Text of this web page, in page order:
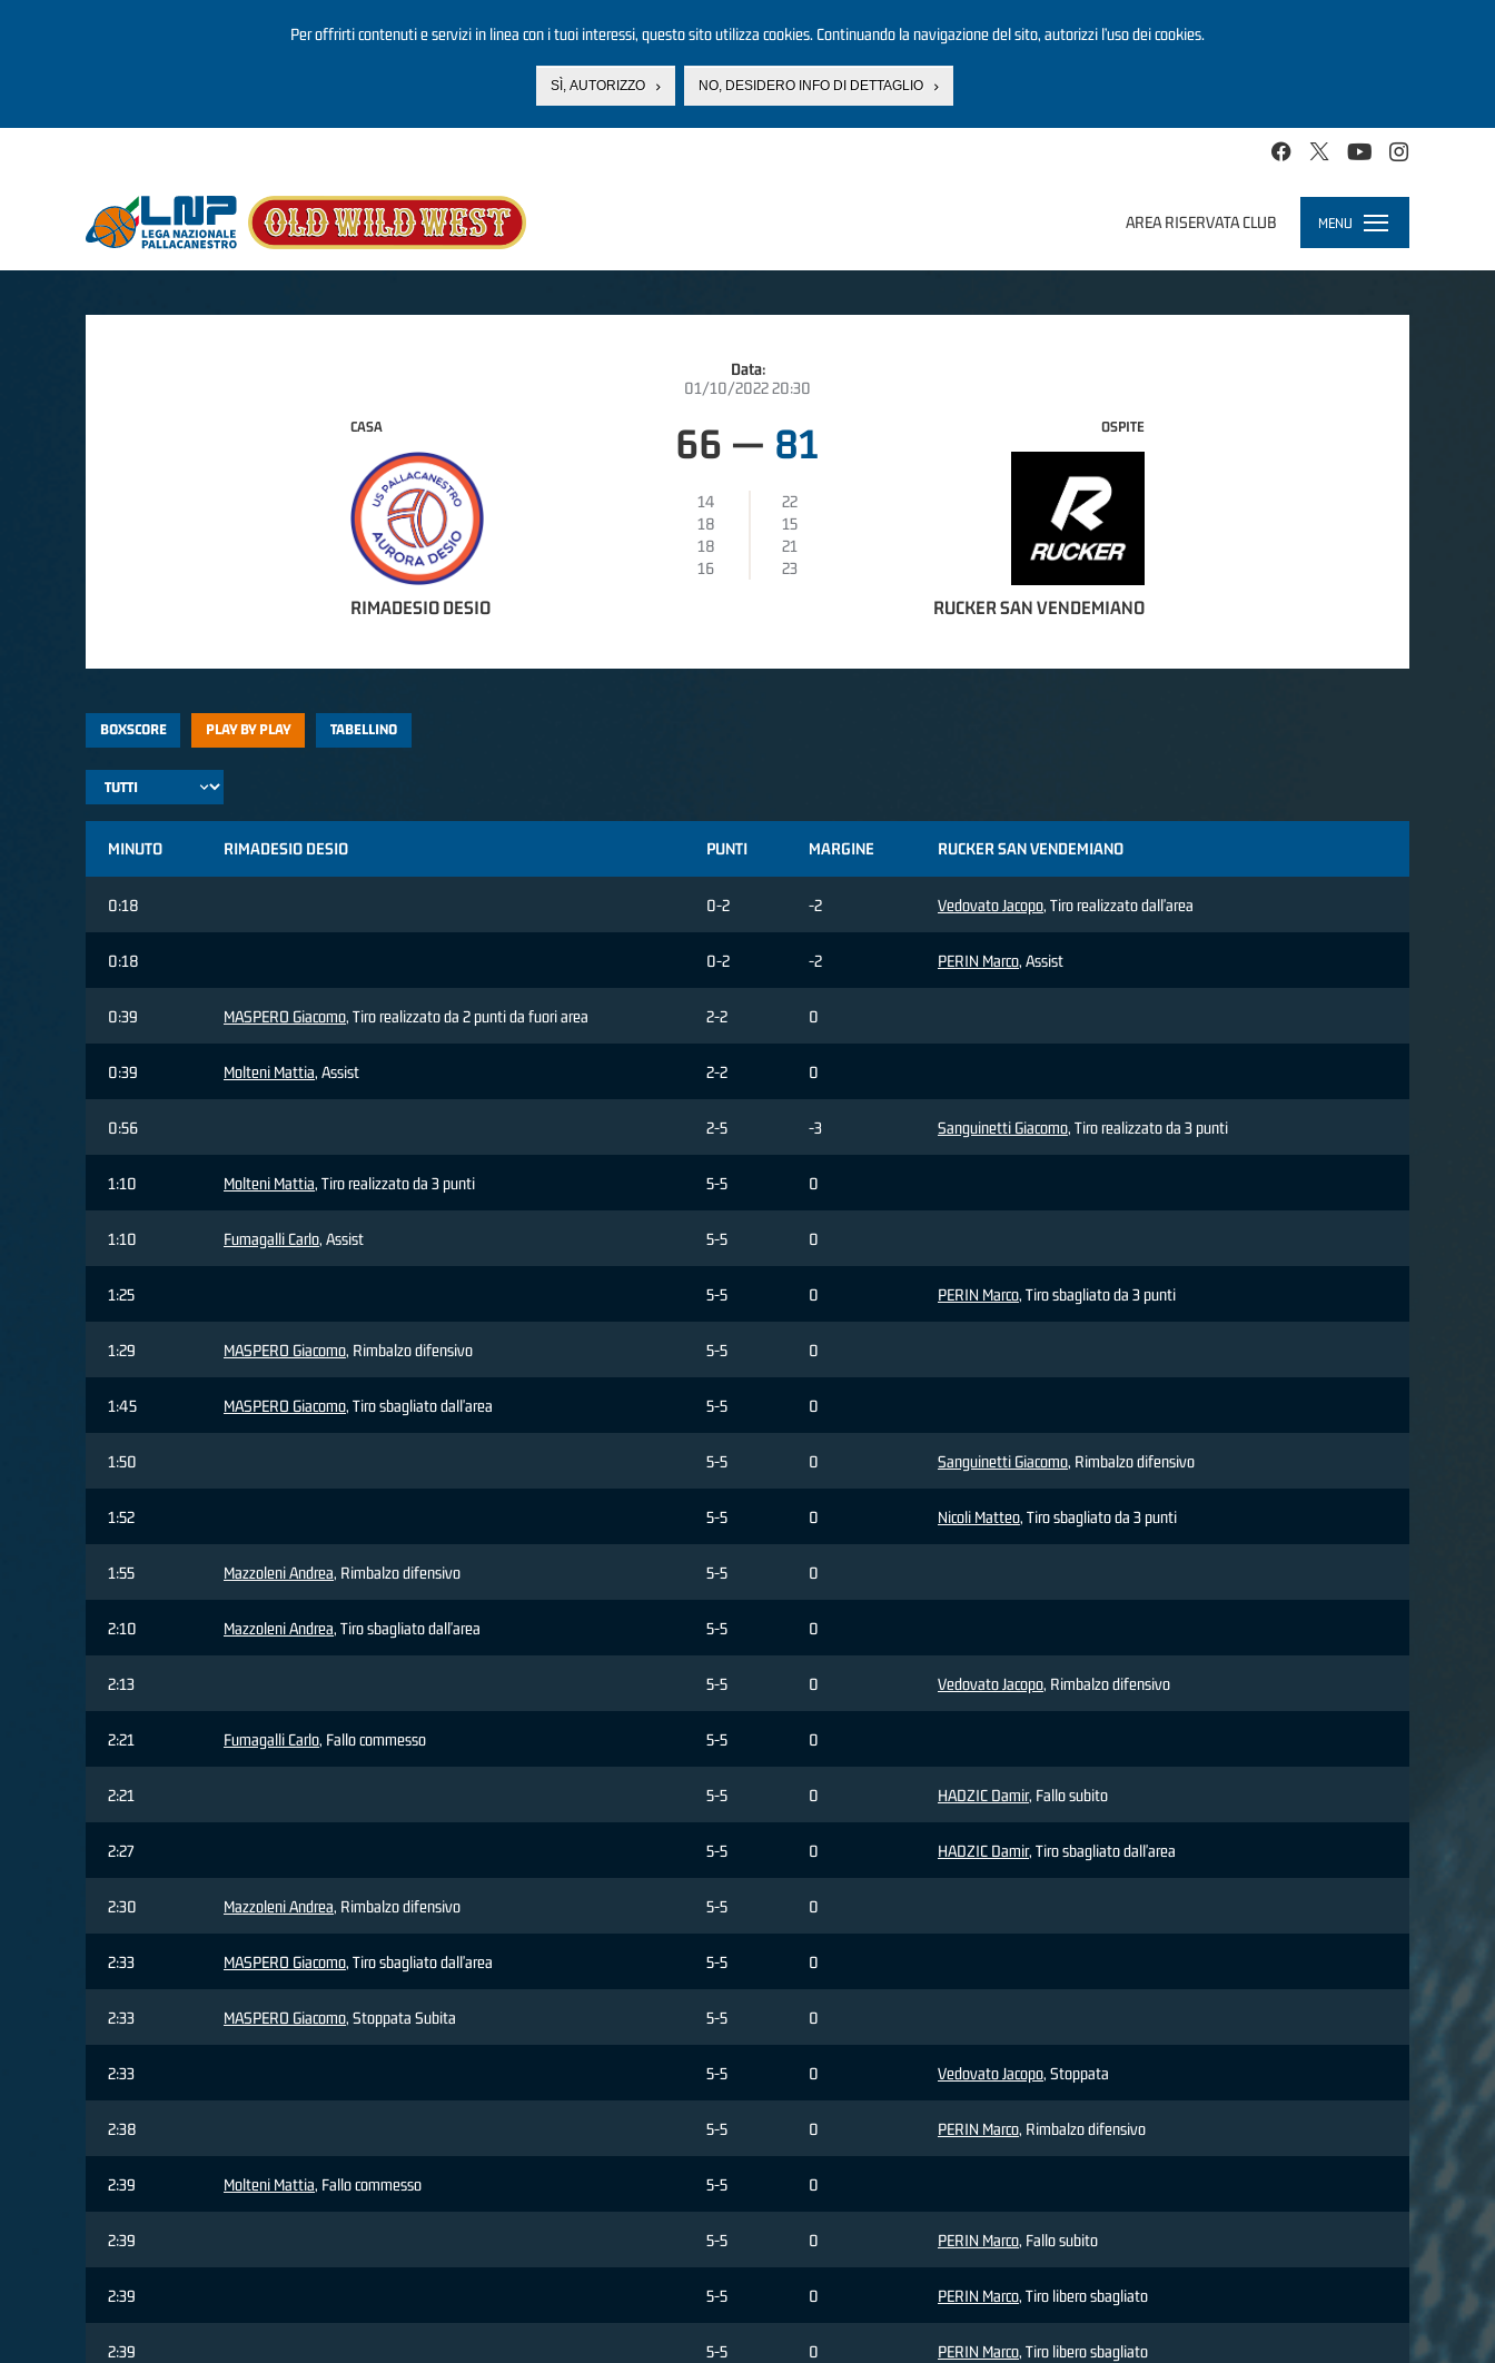
Per offrirti contenuti e servizi in linea con i tuoi interessi, questo sito utilizza cookies. Continuando la navigazione del sito, autorizzi l’uso dei cookies.
SÌ, AUTORIZZO NO, DESIDERO INFO DI DETTAGLIO
AREA RISERVATA CLUB MENU
Toggle
navigation
Data:
01/10/2022 20:30
CASA
RIMADESIO DESIO
66 — 81
14
22
18
15
18
21
16
23
OSPITE
RUCKER SAN VENDEMIANO
BOXSCORE PLAY BY PLAY TABELLINO
MINUTO RIMADESIO DESIO PUNTI MARGINE RUCKER SAN VENDEMIANO
0:18 0-2 -2 Vedovato Jacopo, Tiro realizzato dall'area
0:18 0-2 -2 PERIN Marco, Assist
0:39 MASPERO Giacomo, Tiro realizzato da 2 punti da fuori area 2-2 0
0:39 Molteni Mattia, Assist 2-2 0
0:56 2-5 -3 Sanguinetti Giacomo, Tiro realizzato da 3 punti
1:10 Molteni Mattia, Tiro realizzato da 3 punti 5-5 0
1:10 Fumagalli Carlo, Assist 5-5 0
1:25 5-5 0 PERIN Marco, Tiro sbagliato da 3 punti
1:29 MASPERO Giacomo, Rimbalzo difensivo 5-5 0
1:45 MASPERO Giacomo, Tiro sbagliato dall'area 5-5 0
1:50 5-5 0 Sanguinetti Giacomo, Rimbalzo difensivo
1:52 5-5 0 Nicoli Matteo, Tiro sbagliato da 3 punti
1:55 Mazzoleni Andrea, Rimbalzo difensivo 5-5 0
2:10 Mazzoleni Andrea, Tiro sbagliato dall'area 5-5 0
2:13 5-5 0 Vedovato Jacopo, Rimbalzo difensivo
2:21 Fumagalli Carlo, Fallo commesso 5-5 0
2:21 5-5 0 HADZIC Damir, Fallo subito
2:27 5-5 0 HADZIC Damir, Tiro sbagliato dall'area
2:30 Mazzoleni Andrea, Rimbalzo difensivo 5-5 0
2:33 MASPERO Giacomo, Tiro sbagliato dall'area 5-5 0
2:33 MASPERO Giacomo, Stoppata Subita 5-5 0
2:33 5-5 0 Vedovato Jacopo, Stoppata
2:38 5-5 0 PERIN Marco, Rimbalzo difensivo
2:39 Molteni Mattia, Fallo commesso 5-5 0
2:39 5-5 0 PERIN Marco, Fallo subito
2:39 5-5 0 PERIN Marco, Tiro libero sbagliato
2:39 5-5 0 PERIN Marco, Tiro libero sbagliato